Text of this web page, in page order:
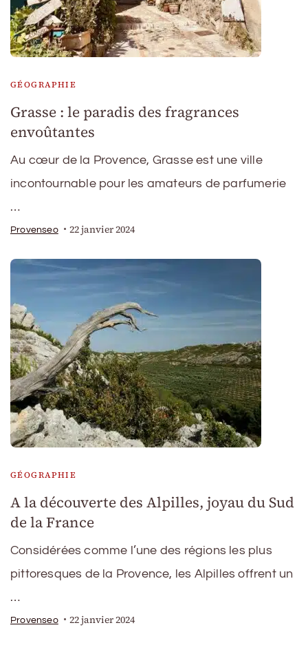
GÉOGRAPHIE
Grasse : le paradis des fragrances
envoûtantes
Au cœur de la Provence, Grasse est une ville
incontournable pour les amateurs de parfumerie
…
Provenseo 22 janvier 2024
GÉOGRAPHIE
A la découverte des Alpilles, joyau du Sud
de la France
Considérées comme l’une des régions les plus
pittoresques de la Provence, les Alpilles offrent un
…
Provenseo 22 janvier 2024